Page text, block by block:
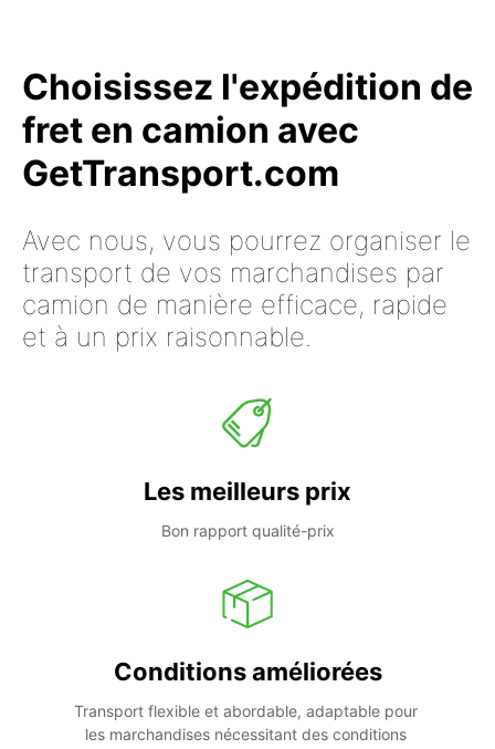
Choisissez l'expédition de
fret en camion avec
GetTransport.com
Avec nous, vous pourrez organiser le
transport de vos marchandises par
camion de manière efficace, rapide
et à un prix raisonnable.
Les meilleurs prix
Bon rapport qualité-prix
Conditions améliorées
Transport flexible et abordable, adaptable pour
les marchandises nécessitant des conditions